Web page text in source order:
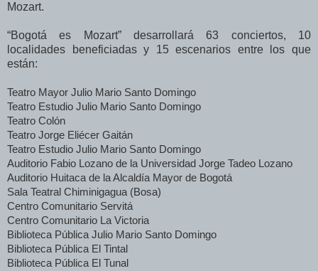
Mozart.
“Bogotá es Mozart” desarrollará 63 conciertos, 10
localidades beneficiadas y 15 escenarios entre los que
están:
Teatro Mayor Julio Mario Santo Domingo
Teatro Estudio Julio Mario Santo Domingo
Teatro Colón
Teatro Jorge Eliécer Gaitán
Teatro Estudio Julio Mario Santo Domingo
Auditorio Fabio Lozano de la Universidad Jorge Tadeo Lozano
Auditorio Huitaca de la Alcaldía Mayor de Bogotá
Sala Teatral Chiminigagua (Bosa)
Centro Comunitario Servitá
Centro Comunitario La Victoria
Biblioteca Pública Julio Mario Santo Domingo
Biblioteca Pública El Tintal
Biblioteca Pública El Tunal